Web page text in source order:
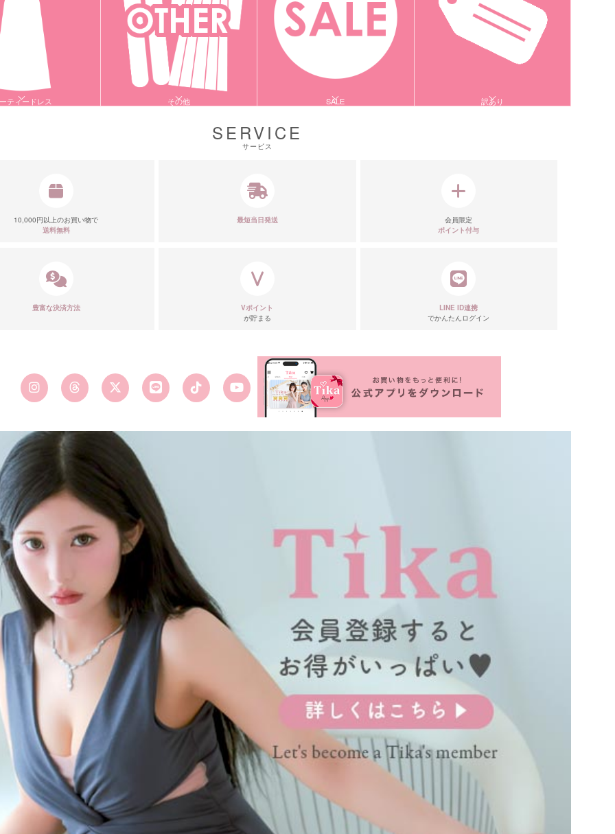
ティードレス その他 SALE 訳あり
SERVICE
サービス
10,000円以上のお買い物で
送料無料
最短当日発送
会員限定
ポイント付与
豊富な決済方法
Vポイント
が貯まる
LINE ID連携
でかんたんログイン